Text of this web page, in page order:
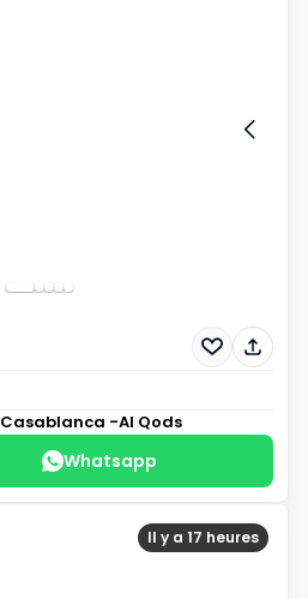
Casablanca -Al Qods
Whatsapp
Il y a 17 heures